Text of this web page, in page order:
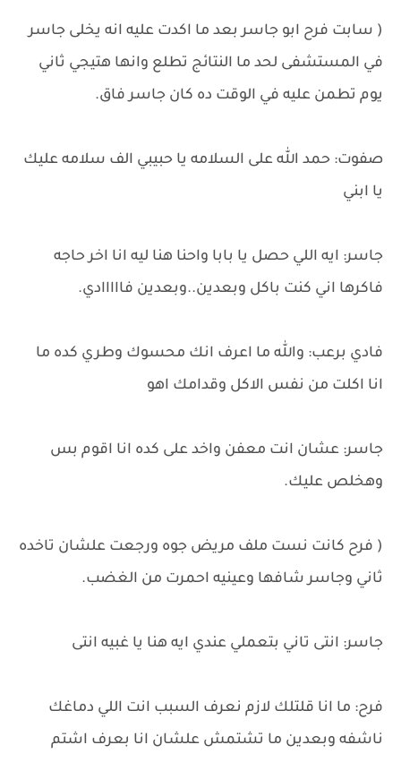
( سابت فرح ابو جاسر بعد ما اكدت عليه انه يخلى جاسر
في المستشفى لحد ما النتائج تطلع وانها هتيجي ثاني
يوم تطمن عليه في الوقت ده كان جاسر فاق.
صفوت: حمد الله على السلامه يا حبيبي الف سلامه عليك
يا ابني
جاسر: ايه اللي حصل يا بابا واحنا هنا ليه انا اخر حاجه
فاكرها اني كنت باكل وبعدين..وبعدين فااااادي.
فادي برعب: والله ما اعرف انك محسوك وطري كده ما
انا اكلت من نفس الاكل وقدامك اهو
جاسر: عشان انت معفن واخد على كده انا اقوم بس
وهخلص عليك.
( فرح كانت نست ملف مريض جوه ورجعت علشان تاخده
ثاني وجاسر شافها وعينيه احمرت من الغضب.
جاسر: انتى تاني بتعملي عندي ايه هنا يا غبيه انتى
فرح: ما انا قلتلك لازم نعرف السبب انت اللي دماغك
ناشفه وبعدين ما تشتمش علشان انا بعرف اشتم